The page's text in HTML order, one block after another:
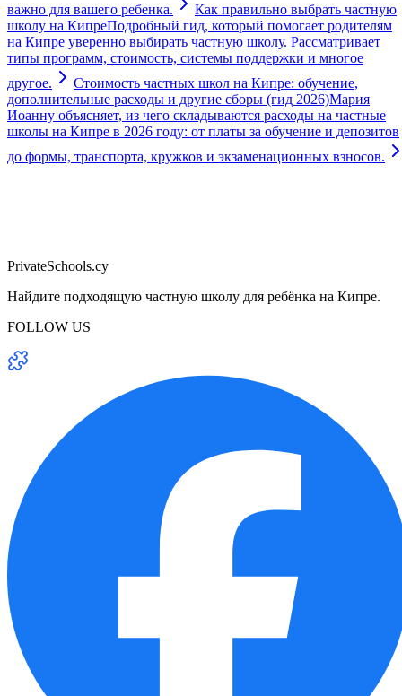
важно для вашего ребенка.
Как правильно выбрать частную
школу на КипреПодробный гид, который помогает родителям
на Кипре уверенно выбирать частную школу. Рассматривает
типы программ, стоимость, системы поддержки и многое
другое.
Стоимость частных школ на Кипре: обучение,
дополнительные расходы и другие сборы (гид 2026)Мария
Иоанну объясняет, из чего складываются расходы на частные
школы на Кипре в 2026 году: от платы за обучение и депозитов
до формы, транспорта, кружков и экзаменационных взносов.
PrivateSchools.cy
Найдите подходящую частную школу для ребёнка на Кипре.
FOLLOW US